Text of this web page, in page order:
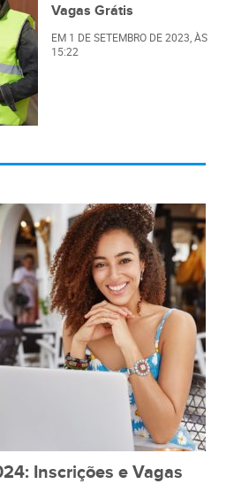
Vagas Grátis
EM 1 DE SETEMBRO DE 2023 , ÀS
15:22
Inscrições e Vagas